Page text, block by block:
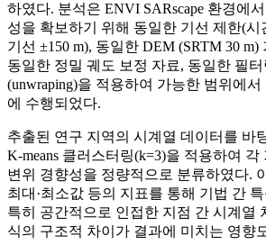
하였다. 분석은 ENVI SARscape 환경에
성을 확보하기 위해 동일한 기선 제한(시
기선 ±150 m), 동일한 DEM (SRTM 30
동일한 정밀 궤도 보정 자료, 동일한 필
(unwraping)을 적용하여 가능한 범위에
에 수행되었다.
추출된 연구 지역의 시계열 데이터를 바
K-means 클러스터링(k=3)을 적용하여
변위 경향성을 정량적으로 분류하였다.
최대·최소값 등의 지표를 통해 기법 간
특히 공간적으로 인접한 지점 간 시계열
식의 구조적 차이가 결과에 미치는 영향